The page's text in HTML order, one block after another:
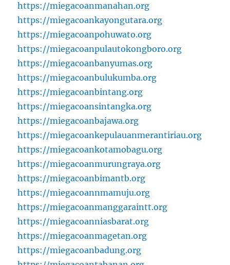
https://miegacoanmanahan.org
https://miegacoankayongutara.org
https://miegacoanpohuwato.org
https://miegacoanpulautokongboro.org
https://miegacoanbanyumas.org
https://miegacoanbulukumba.org
https://miegacoanbintang.org
https://miegacoansintangka.org
https://miegacoanbajawa.org
https://miegacoankepulauanmerantiriau.org
https://miegacoankotamobagu.org
https://miegacoanmurungraya.org
https://miegacoanbimantb.org
https://miegacoannmamuju.org
https://miegacoanmanggaraintt.org
https://miegacoanniasbarat.org
https://miegacoanmagetan.org
https://miegacoanbadung.org